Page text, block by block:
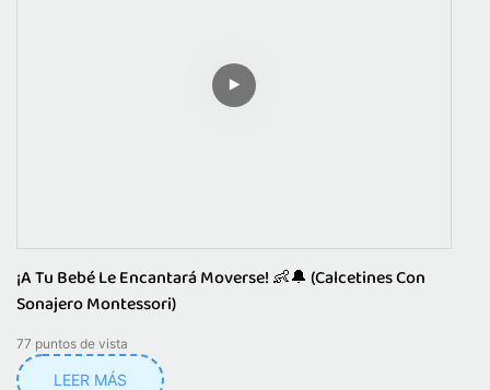
¡A Tu Bebé Le Encantará Moverse! 👶🔔 (Calcetines Con
Sonajero Montessori)
77 puntos de vista
LEER MÁS